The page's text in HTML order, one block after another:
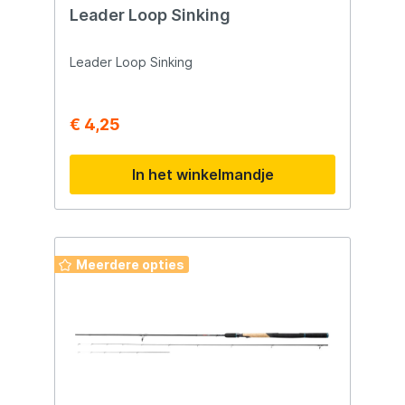
Leader Loop Sinking
Leader Loop Sinking
€ 4,25
In het winkelmandje
Meerdere opties